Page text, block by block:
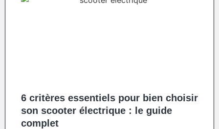
6 critères essentiels pour bien choisir
son scooter électrique : le guide
complet